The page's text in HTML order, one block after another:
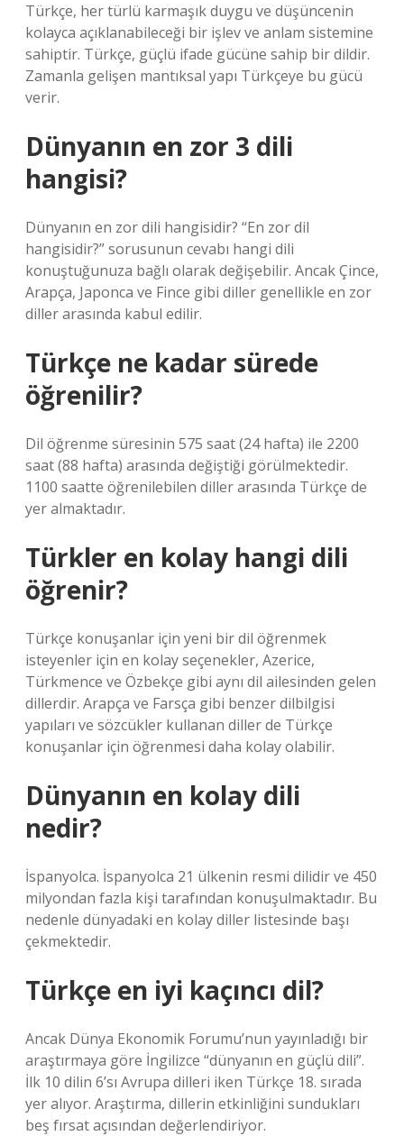
Türkçe, her türlü karmaşık duygu ve düşüncenin
kolayca açıklanabileceği bir işlev ve anlam sistemine
sahiptir. Türkçe, güçlü ifade gücüne sahip bir dildir.
Zamanla gelişen mantıksal yapı Türkçeye bu gücü
verir.
Dünyanın en zor 3 dili
hangisi?
Dünyanın en zor dili hangisidir? “En zor dil
hangisidir?” sorusunun cevabı hangi dili
konuştuğunuza bağlı olarak değişebilir. Ancak Çince,
Arapça, Japonca ve Fince gibi diller genellikle en zor
diller arasında kabul edilir.
Türkçe ne kadar sürede
öğrenilir?
Dil öğrenme süresinin 575 saat (24 hafta) ile 2200
saat (88 hafta) arasında değiştiği görülmektedir.
1100 saatte öğrenilebilen diller arasında Türkçe de
yer almaktadır.
Türkler en kolay hangi dili
öğrenir?
Türkçe konuşanlar için yeni bir dil öğrenmek
isteyenler için en kolay seçenekler, Azerice,
Türkmence ve Özbekçe gibi aynı dil ailesinden gelen
dillerdir. Arapça ve Farsça gibi benzer dilbilgisi
yapıları ve sözcükler kullanan diller de Türkçe
konuşanlar için öğrenmesi daha kolay olabilir.
Dünyanın en kolay dili
nedir?
İspanyolca. İspanyolca 21 ülkenin resmi dilidir ve 450
milyondan fazla kişi tarafından konuşulmaktadır. Bu
nedenle dünyadaki en kolay diller listesinde başı
çekmektedir.
Türkçe en iyi kaçıncı dil?
Ancak Dünya Ekonomik Forumu’nun yayınladığı bir
araştırmaya göre İngilizce “dünyanın en güçlü dili”.
İlk 10 dilin 6’sı Avrupa dilleri iken Türkçe 18. sırada
yer alıyor. Araştırma, dillerin etkinliğini sundukları
beş fırsat açısından değerlendiriyor.